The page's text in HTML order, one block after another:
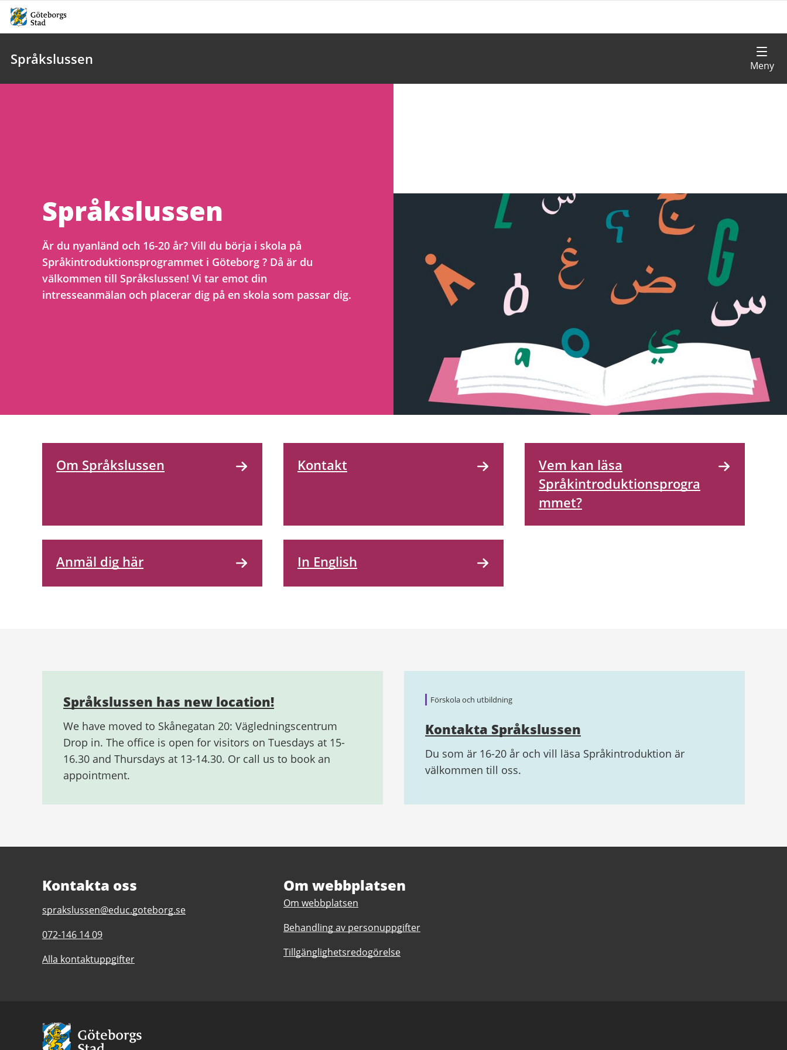
Språkslussen
Språkslussen
Är du nyanländ och 16-20 år? Vill du börja i skola på
Språkintroduktionsprogrammet i Göteborg ? Då är du
välkommen till Språkslussen! Vi tar emot din
intresseanmälan och placerar dig på en skola som passar dig.
Om Språkslussen Kontakt
Vem kan läsa
Språkintroduktionsprogra
mmet?
Anmäl dig här In English
information
Språkslussen has new location!
We have moved to Skånegatan 20: Vägledningscentrum
Drop in. The office is open for visitors on Tuesdays at 15-
16.30 and Thursdays at 13-14.30. Or call us to book an
appointment.
Förskola och utbildning
Kontakta Språkslussen
Du som är 16-20 år och vill läsa Språkintroduktion är
välkommen till oss.
Kontakta oss
E-
till
Språkslussen,
inskrivning
nyanlända
elever
sprakslussen@educ.goteborg.se
Telefonnummer
Språkslussen,
nyanlända
elever
072-146 14 09
Alla kontaktuppgifter
Om webbplatsen
Om webbplatsen
Behandling av personuppgifter
Tillgänglighetsredogörelse
Avsändare:
Göteborgs